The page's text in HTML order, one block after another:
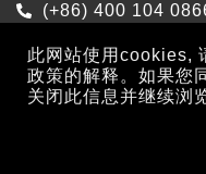
行程概览
(+86) 400 104
此网站使用cookies,
政策的解释。如果您
关闭此信息并继续浏